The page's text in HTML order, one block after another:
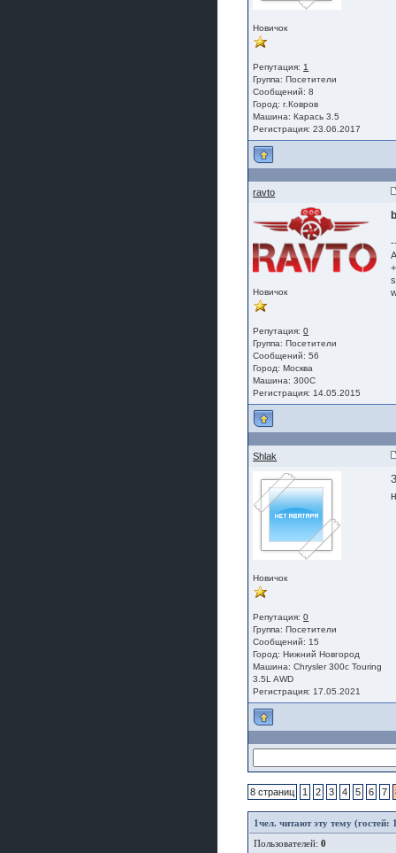
Новичок
Репутация: 1
Группа:Посетители
Сообщений: 8
Город: г.Ковров
Машина: Карась 3.5
Регистрация: 23.06.2017
ravto
Новичок
Репутация:0
Группа:Посетители
Сообщений: 56
Город: Москва
Машина: 300C
Регистрация: 14.05.2015
Shlak
Новичок
Репутация:0
Группа:Посетители
Сообщений: 15
Город: Нижний Новгород
Машина: Chrysler 300c Touring
3.5L AWD
Регистрация: 17.05.2021
8 страниц 1 2 3 4 5 6 7
1чел. читают эту тему (гостей:
Пользователей:0